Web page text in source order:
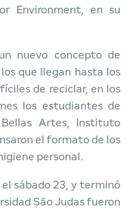
Environment, en su
nuevo concepto de
que llegan hasta los
de reciclar, en los
los estudiantes de
Artes, Instituto
el formato de los
personal.
sábado 23, y terminó
São Judasfueron